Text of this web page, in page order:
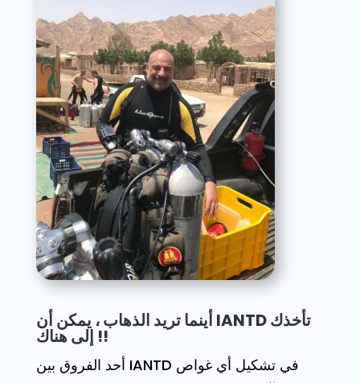
أينما تريد الذهاب ، يمكن أن IANTD تأخذك
إلى هناك !!
أحد الفروق بين IANTD في تشكيل أي غواص